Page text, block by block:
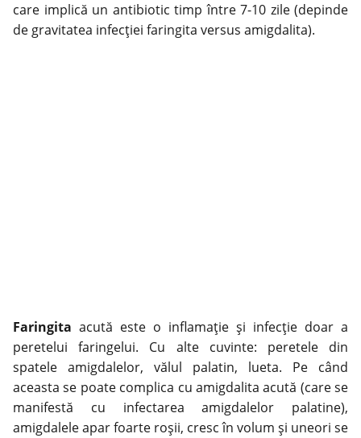
care implică un antibiotic timp între 7-10 zile (depinde
de gravitatea infecției faringita versus amigdalita).
Faringita acută este o inflamație și infecție doar a
peretelui faringelui. Cu alte cuvinte: peretele din
spatele amigdalelor, vălul palatin, lueta. Pe când
aceasta se poate complica cu amigdalita acută (care se
manifestă cu infectarea amigdalelor palatine),
amigdalele apar foarte roșii, cresc în volum și uneori se